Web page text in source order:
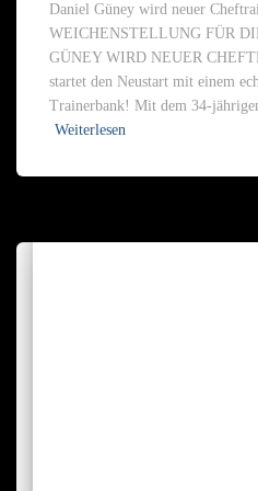
Daniel Güney wird neuer
WEICHENSTELLUNG FÜR
GÜNEY WIRD NEUER
startet den Neustart mit einem
Trainerbank! Mit dem 34-
Weiterlesen